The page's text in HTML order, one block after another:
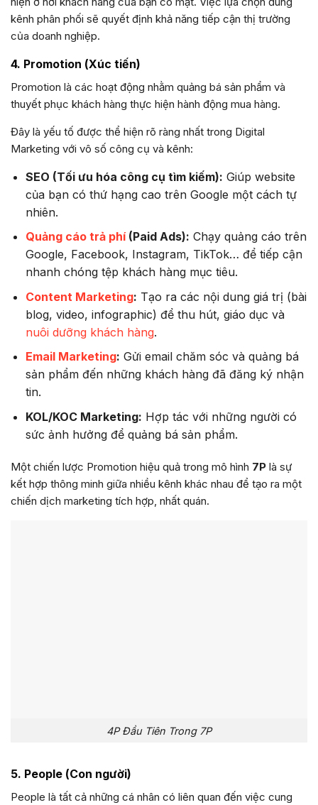
kênh phân phối sẽ quyết định khả năng tiếp cận thị trường
của doanh nghiệp.
4. Promotion (Xúc tiến)
Promotion là các hoạt động nhằm quảng bá sản phẩm và
thuyết phục khách hàng thực hiện hành động mua hàng.
Đây là yếu tố được thể hiện rõ ràng nhất trong Digital
Marketing với vô số công cụ và kênh:
SEO (Tối ưu hóa công cụ tìm kiếm): Giúp website
của bạn có thứ hạng cao trên Google một cách tự
nhiên.
Quảng cáo trả phí(Paid Ads): Chạy quảng cáo trên
Google, Facebook, Instagram, TikTok… để tiếp cận
nhanh chóng tệp khách hàng mục tiêu.
Content Marketing: Tạo ra các nội dung giá trị (bài
blog, video, infographic) để thu hút, giáo dục và
nuôi dưỡng khách hàng.
Email Marketing: Gửi email chăm sóc và quảng bá
sản phẩm đến những khách hàng đã đăng ký nhận
tin.
KOL/KOC Marketing: Hợp tác với những người có
sức ảnh hưởng để quảng bá sản phẩm.
Một chiến lược Promotion hiệu quả trong mô hình 7P là sự
kết hợp thông minh giữa nhiều kênh khác nhau để tạo ra một
chiến dịch marketing tích hợp, nhất quán.
4P Đầu Tiên Trong 7P
5. People (Con người)
People là tất cả những cá nhân có liên quan đến việc cung